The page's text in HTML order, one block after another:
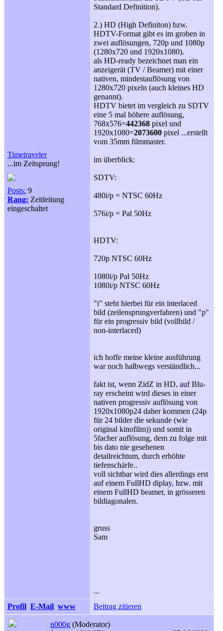
Timetraveler
...im Zeitsprung!
Posts: 9
Rang: Zeitleitung
eingeschaltet
Standard Definition).
2.) HD (High Definiton) bzw.
HDTV-Format gibt es im groben in
zwei auflösungen, 720p und 1080p
(1280x720 und 1920x1080).
als HD-ready bezeichnet man ein
anzeigerät (TV / Beamer) mit einer
nativen, mindestauflösung von
1280x720 pixeln (auch kleines HD
genannt).
HDTV bietet im vergleich zu SDTV
eine 5 mal höhere auflösung,
768x576=442368 pixel und
1920x1080=2073600 pixel ...erstellt
vom 35mm filmmaster.
im überblick:
SDTV:
480i/p = NTSC 60Hz
576i/p = Pal 50Hz
HDTV:
720p NTSC 60Hz
1080i/p Pal 50Hz
1080i/p NTSC 60Hz
"i" steht hierbei für ein interlaced
bild (zeilensprungverfahren) und "p"
für ein progressiv bild (vollbild /
non-interlaced)
ich hoffe meine kleine ausführung
war noch halbwegs verständlich...
fakt ist, wenn ZidZ in HD, auf Blu-
ray erscheint wird dieses in einer
nativen progressiv auflösung von
1920x1080p24 daher kommen (24p
für 24 bilder die sekunde (wie
original kinofilm)) und somit in
5facher auflösung, dem zu folge mit
bis dato nie gesehenen
detailreichtum, durch erhöhte
tiefenschärfe..
voll sichtbar wird dies allerdings erst
auf einem FullHD diplay, bzw. mit
einem FullHD beamer, in grösseren
bildiagonalen.
gruss
Sam
...
Profil E-Mail www Beitrag zitieren
n000g (Moderator)